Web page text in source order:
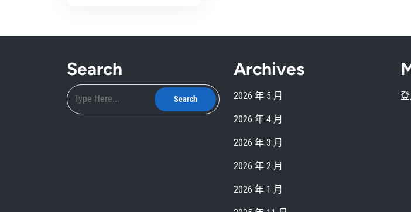
Search Archives
2026 年 5 月
2026 年 4 月
2026 年 3 月
2026 年 2 月
2026 年 1 月